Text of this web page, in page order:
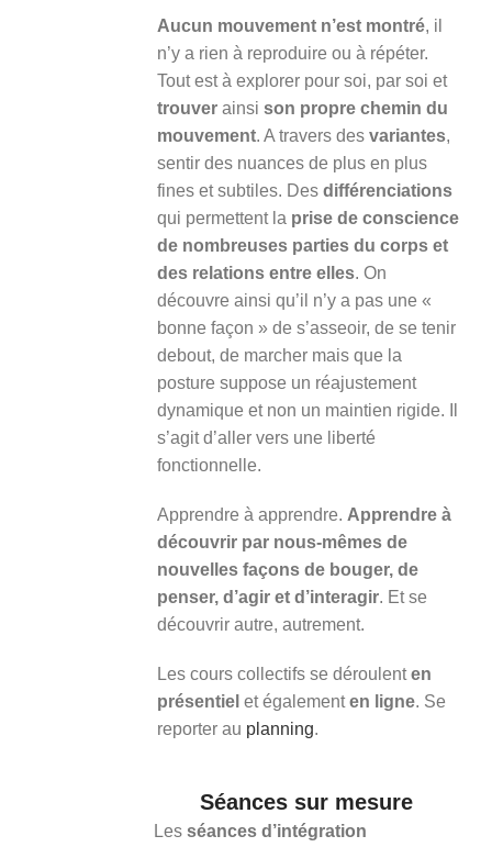
Aucun mouvement n’est montré, il
n’y a rien à reproduire ou à répéter.
Tout est à explorer pour soi, par soi et
trouver ainsi son propre chemin du
mouvement. A travers des variantes,
sentir des nuances de plus en plus
fines et subtiles. Des différenciations
qui permettent la prise de conscience
de nombreuses parties du corps et
des relations entre elles. On
découvre ainsi qu’il n’y a pas une «
bonne façon » de s’asseoir, de se tenir
debout, de marcher mais que la
posture suppose un réajustement
dynamique et non un maintien rigide. Il
s’agit d’aller vers une liberté
fonctionnelle.
Apprendre à apprendre. Apprendre à
découvrir par nous-mêmes de
nouvelles façons de bouger, de
penser, d’agir et d’interagir. Et se
découvrir autre, autrement.
Les cours collectifs se déroulenten
présentiel et égalementen ligne. Se
reporter au planning.
Séances sur mesure
Les séances d’intégration